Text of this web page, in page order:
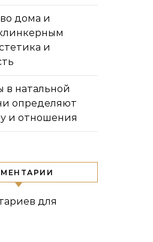
дома и
и
в натальной
определяют
и отношения
для